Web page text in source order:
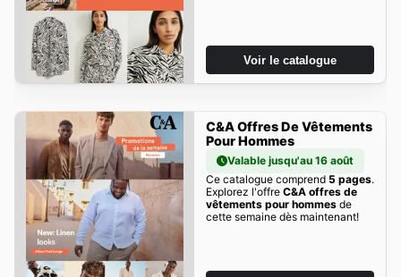
Voir le catalogue
C&A Offres De Vêtements
Pour Hommes
Valable jusqu'au 16 août
Ce catalogue comprend 5 pages.
Explorez l'offre C&A offres de
vêtements pour hommesde
cette semaine dès maintenant!